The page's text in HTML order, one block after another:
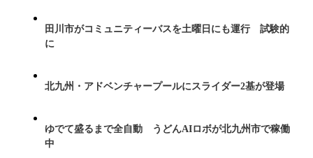
田川市がコミュニティーバスを土曜日にも運行 試験的
に
北九州・アドベンチャープールにスライダー2基が登場
ゆでて盛るまで全自動 うどんAIロボが北九州市で稼働
中